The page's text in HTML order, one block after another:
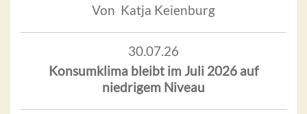
Von Katja Keienburg
30.07.26
Konsumklima bleibt im Juli 2026 auf
niedrigem Niveau